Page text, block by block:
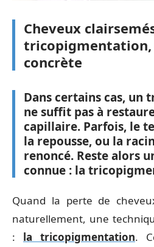
Cheveux
concrète
Dans certains cas, un
ne suffit pas à
capillaire. Parfois, le
la repousse, ou la
renoncé. Reste alors
connue : la
Quand la perte de
naturellement, une
: la tricopigmentation.